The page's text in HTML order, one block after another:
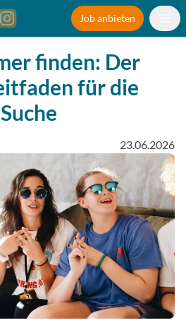
Job anbieten
finden: Der
für die
23.06.2026